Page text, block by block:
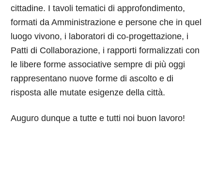
cittadine. I tavoli tematici di approfondimento,
formati da Amministrazione e persone che in quel
luogo vivono, i laboratori di co-progettazione, i
Patti di Collaborazione, i rapporti formalizzati con
le libere forme associative sempre di più oggi
rappresentano nuove forme di ascolto e di
risposta alle mutate esigenze della città.
Auguro dunque a tutte e tutti noi buon lavoro!